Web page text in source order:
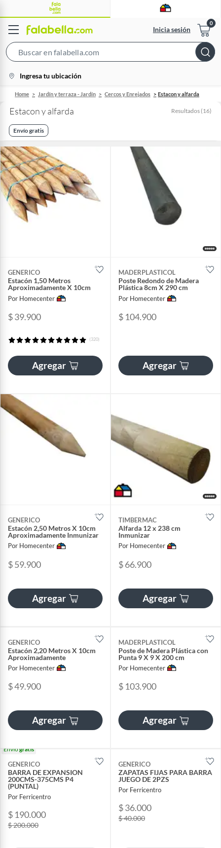
Inicia sesión
Bar
location-
icon
Ingresa tu ubicación
Home Jardín y terraza - Jardín Cercos y Enrejados Estacon y alfarda
Estacon y alfarda Resultados (16)
Envío gratis
GENERICO
Estacón 1,50 Metros
Aproximadamente X 10cm
Por Homecenter
$ 39.900
(320)
Agregar
MADERPLASTICOL
Poste Redondo de Madera
Plástica 8cm X 290 cm
Por Homecenter
$ 104.900
Agregar
GENERICO
Estacón 2,50 Metros X 10cm
Aproximadamente Inmunizar
Por Homecenter
$ 59.900
Agregar
TIMBERMAC
Alfarda 12 x 238 cm
Inmunizar
Por Homecenter
$ 66.900
Agregar
GENERICO
Estacón 2,20 Metros X 10cm
Aproximadamente
Por Homecenter
$ 49.900
Agregar
MADERPLASTICOL
Poste de Madera Plástica con
Punta 9 X 9 X 200 cm
Por Homecenter
$ 103.900
Agregar
Envíogratis
GENERICO
BARRA DE EXPANSION
200CMS-375CMS P4
(PUNTAL)
Por Ferricentro
$ 190.000
$ 200.000
GENERICO
ZAPATAS FIJAS PARA BARRA
JUEGO DE 2PZS
Por Ferricentro
$ 36.000
$ 40.000